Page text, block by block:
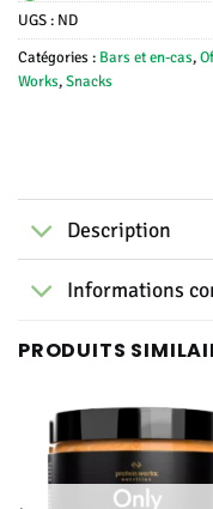
UGS : ND
Catégories : Bars et en-cas,
Works,Snacks
Description
Informations
PRODUITS